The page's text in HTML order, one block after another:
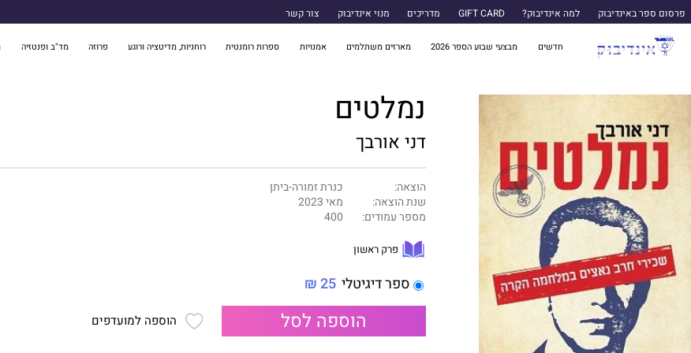
פרסום ספר באינדיבוק למה אינדיבוק? GIFT CARD מדריכים מנוי אינדיבוק צור קשר
חדשים מבצעי שבוע הספר 2026 מארזים משתלמים אמנויות ספרות רומנטית רוחניות, מדיטציה ורוגע פרוזה מד"ב ופנטזיה
נמלטים
דני אורבך
הוצאה:
כנרת זמורה-ביתן
שנת הוצאה:
מאי 2023
מספר עמודים:
400
פרק ראשון
ספר דיגיטלי 25 ₪
הוספה לסל הוספה למועדפים